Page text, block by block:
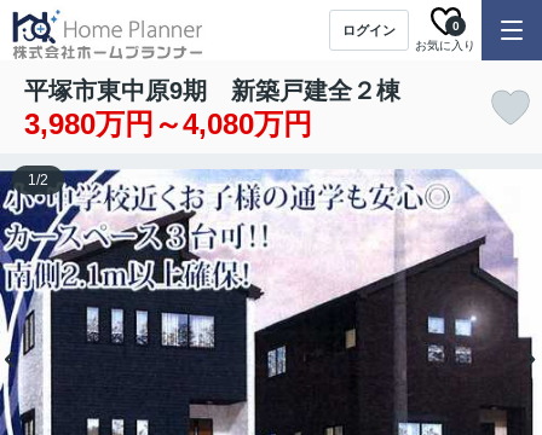
ログイン
お気に入り
0
平塚市東中原9期 新築戸建全２棟
3,980万円～4,080万円
1/2